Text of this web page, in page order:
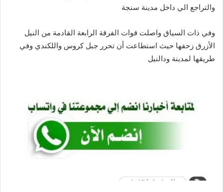
والتراجع الي داخل مدينة سنجة
وفي ذات السياق واصلت قوات الفرقة الرابعة القادمة من النيل
الأزرق زحفها حيث استطاعت أن تحرر جبل كروس واللكندي وفي
طريقها لمدينة ودالنيل